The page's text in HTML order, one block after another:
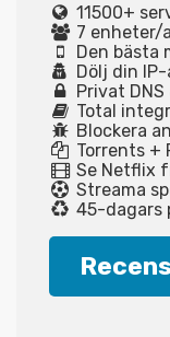
11500+
7 enheter/
Den bästa
Dölj din
Privat
Total
Blockera
Torrents +
Se Netflix
Streama
45-dagars